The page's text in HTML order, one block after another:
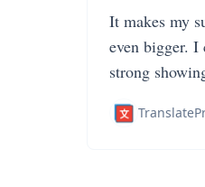
It makes my
even bigger.
strong